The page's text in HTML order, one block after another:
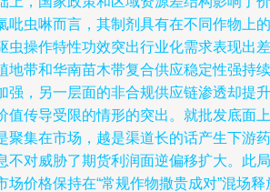
吡虫啉而言，其制剂具有在不同作物上的
虫操作特性功效突出行业化需求表现出差
地带和华南苗木带复合供应稳定性强持续
强，另一层面的非合规供应链渗透却提升
值传导受限的情形的突出。就批发底面上
聚集在市场，越是渠道长的话产生下游药
不对威胁了期货利润面逆偏移扩大。此局
场价格保持在“常规作物撒贵成对”混场释